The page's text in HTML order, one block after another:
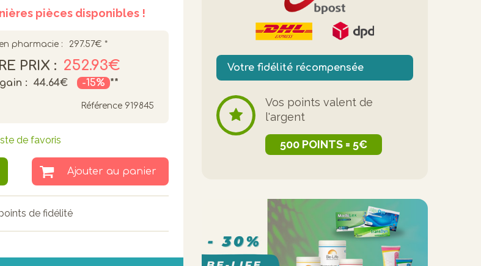
pharmacie : 297.57€ *
PRIX : 252.93€
: 44.64€ -15% **
Référence 919845
pièces disponibles !
de favoris
Ajouter au panier
de fidélité
Votre fidélité récompensée
Vos points valent de
l'argent
500 POINTS = 5€